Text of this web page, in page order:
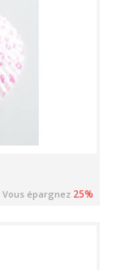
Vous épargnez 25%